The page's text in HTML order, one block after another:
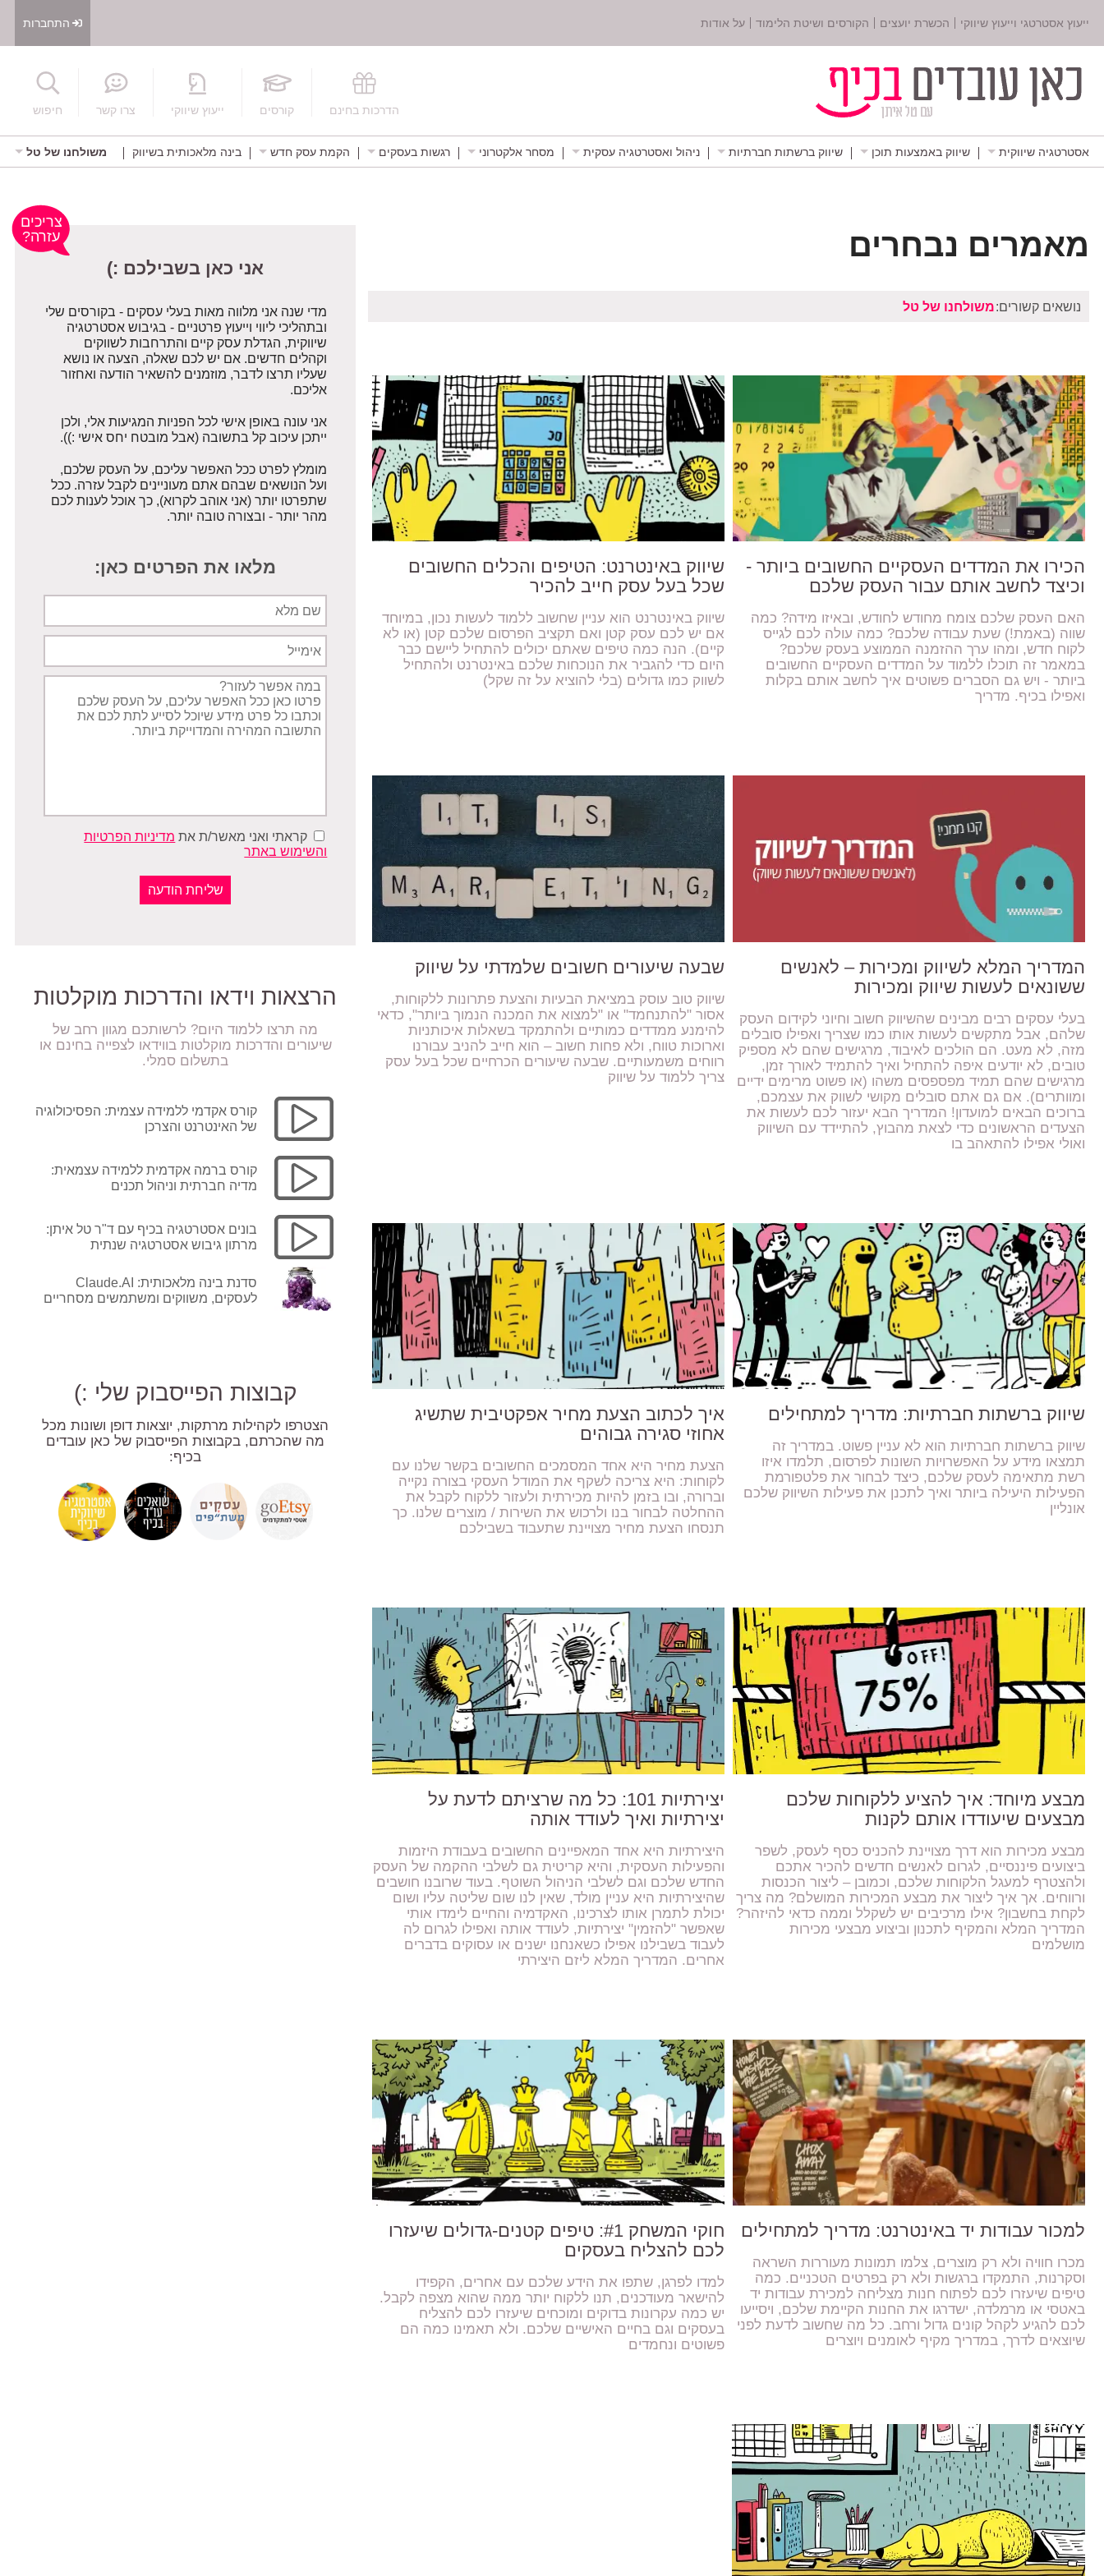
ייעוץ אסטרטגי וייעוץ שיווקי הכשרת יועצים הקורסים ושיטת הלימוד על אודות התחברות
הדרכות בחינם קורסים ייעוץ שיווקי צרו קשר חיפוש
אסטרטגיה שיווקית שיווק באמצעות תוכן שיווק ברשתות חברתיות ניהול ואסטרטגיה עסקית מסחר אלקטרוני רגשות בעסקים הקמת עסק חדש בינה מלאכותית בשיווק משולחנו של טל
מאמרים נבחרים
נושאים קשורים:משולחנו של טל
הכירו את המדדים העסקיים החשובים ביותר -
וכיצד לחשב אותם עבור העסק שלכם
האם העסק שלכם צומח מחודש לחודש, ובאיזו מידה? כמה
שווה (באמת!) שעת עבודה שלכם? כמה עולה לכם לגייס
לקוח חדש, ומהו ערך ההזמנה הממוצע בעסק שלכם?
במאמר זה תוכלו ללמוד על המדדים העסקיים החשובים
ביותר - ויש גם הסברים פשוטים איך לחשב אותם בקלות
ואפילו בכיף. מדריך
שיווק באינטרנט: הטיפים והכלים החשובים
שכל בעל עסק חייב להכיר
שיווק באינטרנט הוא עניין שחשוב ללמוד לעשות נכון, במיוחד
אם יש לכם עסק קטן ואם תקציב הפרסום שלכם קטן (או לא
קיים). הנה כמה טיפים שאתם יכולים להתחיל ליישם כבר
היום כדי להגביר את הנוכחות שלכם באינטרנט ולהתחיל
לשווק כמו גדולים (בלי להוציא על זה שקל)
המדריך המלא לשיווק ומכירות – לאנשים
ששונאים לעשות שיווק ומכירות
בעלי עסקים רבים מבינים שהשיווק חשוב וחיוני לקידום העסק
שלהם, אבל מתקשים לעשות אותו כמו שצריך ואפילו סובלים
מזה, לא מעט. הם הולכים לאיבוד, מרגישים שהם לא מספיק
טובים, לא יודעים איפה להתחיל ואיך להתמיד לאורך זמן,
מרגישים שהם תמיד מפספסים משהו (או פשוט מרימים ידיים
ומוותרים). אם גם אתם סובלים מקושי לשווק את עצמכם,
ברוכים הבאים למועדון! המדריך הבא יעזור לכם לעשות את
הצעדים הראשונים כדי לצאת מהבוץ, להתיידד עם השיווק
ואולי אפילו להתאהב בו
שבעה שיעורים חשובים שלמדתי על שיווק
שיווק טוב עוסק במציאת הבעיות והצעת פתרונות ללקוחות,
אסור "להתנחמד" או "למצוא את המכנה הנמוך ביותר", כדאי
להימנע ממדדים כמותיים ולהתמקד בשאלות איכותניות
וארוכות טווח, ולא פחות חשוב – הוא חייב להניב עבורנו
רווחים משמעותיים. שבעה שיעורים הכרחיים שכל בעל עסק
צריך ללמוד על שיווק
שיווק ברשתות חברתיות: מדריך למתחילים
שיווק ברשתות חברתיות הוא לא עניין פשוט. במדריך זה
תמצאו מידע על האפשרויות השונות לפרסום, תלמדו איזו
רשת מתאימה לעסק שלכם, כיצד לבחור את פלטפורמת
הפעילות היעילה ביותר ואיך לתכנן את פעילות השיווק שלכם
אונליין
איך לכתוב הצעת מחיר אפקטיבית שתשיג
אחוזי סגירה גבוהים
הצעת מחיר היא אחד המסמכים החשובים בקשר שלנו עם
לקוחות: היא צריכה לשקף את המודל העסקי בצורה נקייה
וברורה, ובו בזמן להיות מכירתית ולעזור ללקוח לקבל את
ההחלטה לבחור בנו ולרכוש את השירות / מוצרים שלנו. כך
תנסחו הצעת מחיר מצויינת שתעבוד בשבילכם
מבצע מיוחד: איך להציע ללקוחות שלכם
מבצעים שיעודדו אותם לקנות
מבצע מכירות הוא דרך מצויינת להכניס כסף לעסק, לשפר
ביצועים פיננסיים, לגרום לאנשים חדשים להכיר אתכם
ולהצטרף למעגל הלקוחות שלכם, וכמובן – ליצור הכנסות
ורווחים. אך איך ליצור את מבצע המכירות המושלם? מה צריך
לקחת בחשבון? אילו מרכיבים יש לשקלל וממה כדאי להיזהר?
המדריך המלא והמקיף לתכנון וביצוע מבצעי מכירות
מושלמים
יצירתיות 101: כל מה שרציתם לדעת על
יצירתיות ואיך לעודד אותה
היצירתיות היא אחד המאפיינים החשובים בעבודת היזמות
והפעילות העסקית, והיא קריטית גם לשלבי ההקמה של העסק
החדש שלכם וגם לשלבי הניהול השוטף. בעוד שרובנו חושבים
שהיצירתיות היא עניין מולד, שאין לנו שום שליטה עליו ושום
יכולת לתמרן אותו לצרכינו, האקדמיה והחיים לימדו אותי
שאפשר "להזמין" יצירתיות, לעודד אותה ואפילו לגרום לה
לעבוד בשבילנו אפילו כשאנחנו ישנים או עסוקים בדברים
אחרים. המדריך המלא ליזם היצירתי
למכור עבודות יד באינטרנט: מדריך למתחילים
מכרו חוויה ולא רק מוצרים, צלמו תמונות מעוררות השראה
וסקרנות, התמקדו ברגשות ולא רק בפרטים הטכניים. כמה
טיפים שיעזרו לכם לפתוח חנות מצליחה למכירת עבודות יד
באטסי או מרמלדה, ישדרגו את החנות הקיימת שלכם, ויסייעו
לכם להגיע לקהל קונים גדול ורחב. כל מה שחשוב לדעת לפני
שיוצאים לדרך, במדריך מקיף לאומנים ויוצרים
חוקי המשחק #1: טיפים קטנים-גדולים שיעזרו
לכם להצליח בעסקים
למדו לפרגן, שתפו את הידע שלכם עם אחרים, הקפידו
להישאר מעודכנים, תנו ללקוח יותר ממה שהוא מצפה לקבל.
יש כמה עקרונות בדוקים ומוכחים שיעזרו לכם להצליח
בעסקים וגם בחיים האישיים שלכם. ולא תאמינו כמה הם
פשוטים ונחמדים
אני כאן בשבילכם :)
מדי שנה אני מלווה מאות בעלי עסקים - בקורסים שלי
ובתהליכי ליווי וייעוץ פרטניים - בגיבוש אסטרטגיה
שיווקית, הגדלת עסק קיים והתרחבות לשווקים
וקהלים חדשים. אם יש לכם שאלה, הצעה או נושא
שעליו תרצו לדבר, מוזמנים להשאיר הודעה ואחזור
אליכם.
אני עונה באופן אישי לכל הפניות המגיעות אלי, ולכן
ייתכן עיכוב קל בתשובה (אבל מובטח יחס אישי :)).
מומלץ לפרט ככל האפשר עליכם, על העסק שלכם,
ועל הנושאים שבהם אתם מעוניינים לקבל עזרה. ככל
שתפרטו יותר (אני אוהב לקרוא), כך אוכל לענות לכם
מהר יותר - ובצורה טובה יותר.
מלאו את הפרטים כאן:
מלא
תיאור
הפניה
קראתי ואני מאשר/ת את מדיניות הפרטיות
והשימוש באתר
הרצאות וידאו והדרכות מוקלטות
מה תרצו ללמוד היום? לרשותכם מגוון רחב של
שיעורים והדרכות מוקלטות בווידאו לצפייה בחינם או
בתשלום סמלי.
קורס אקדמי ללמידה עצמית: הפסיכולוגיה
של האינטרנט והצרכן
קורס ברמה אקדמית ללמידה עצמאית:
מדיה חברתית וניהול תכנים
בונים אסטרטגיה בכיף עם ד"ר טל איתן:
מרתון גיבוש אסטרטגיה שנתית
סדנת בינה מלאכותית: Claude.AI
לעסקים, משווקים ומשתמשים מסחריים
קבוצות הפייסבוק שלי :)
הצטרפו לקהילות מרתקות, יוצאות דופן ושונות מכל
מה שהכרתם, בקבוצות הפייסבוק של כאן עובדים
בכיף: